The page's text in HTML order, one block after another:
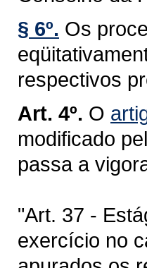
§ 6º. Os
respectivos
Art. 4º. O
modificado
passa a
"Art. 37 -
exercício no